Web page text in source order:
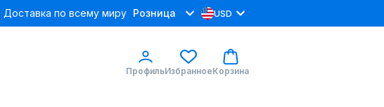
Доставка по всему миру Розница USD
ПрофильИзбранноеКорзина